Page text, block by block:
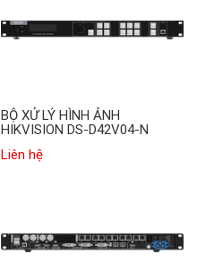
BỘ XỬ LÝ HÌNH ẢNH
HIKVISION DS-D42V04-N
Liên hệ